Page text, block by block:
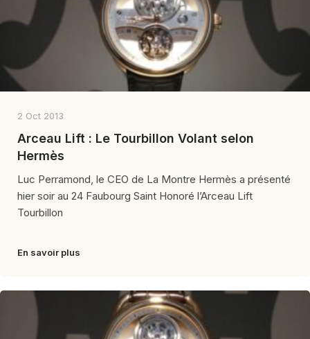
2 Oct 2013
Arceau Lift : Le Tourbillon Volant selon
Hermès
Luc Perramond, le CEO de La Montre Hermès a présenté
hier soir au 24 Faubourg Saint Honoré l’Arceau Lift
Tourbillon
En savoir plus